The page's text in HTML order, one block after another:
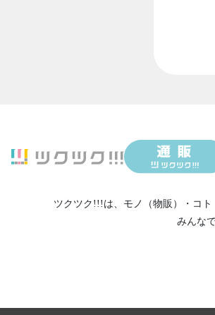
ツクツク!!!は、 モノ（物販） ・ コト
みんな